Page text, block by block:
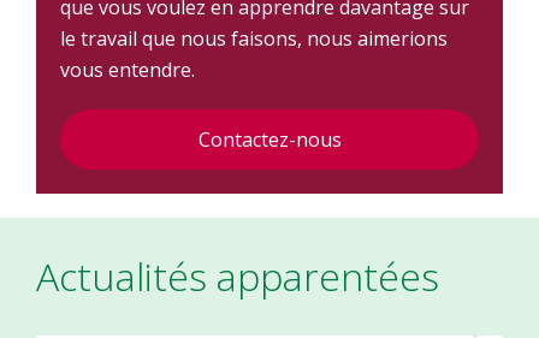
que vous voulez en apprendre davantage sur
le travail que nous faisons, nous aimerions
vous entendre.
Contactez-nous
Actualités apparentées